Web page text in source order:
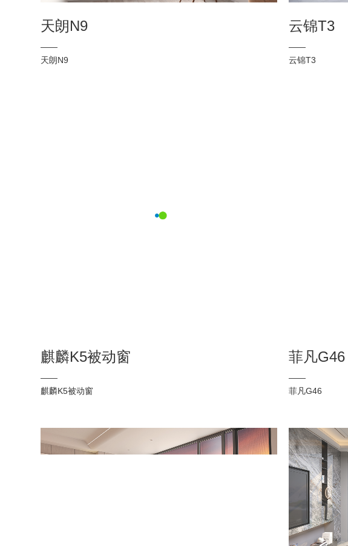
天朗N9
——
天朗N9
云锦T3
——
云锦T3